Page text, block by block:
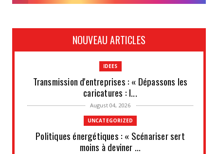
NOUVEAU ARTICLES
IDEES
Transmission d'entreprises : « Dépassons les
caricatures : l...
August 04, 2026
UNCATEGORIZED
Politiques énergétiques : « Scénariser sert
moins à deviner ...